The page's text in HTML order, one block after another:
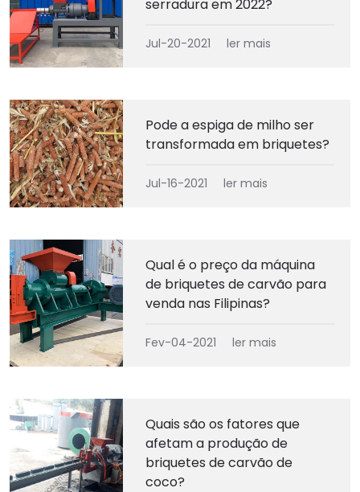
serradura em 2022?
Jul-20-2021 ler mais
Pode a espiga de milho ser
transformada em briquetes?
Jul-16-2021 ler mais
Qual é o preço da máquina
de briquetes de carvão para
venda nas Filipinas?
Fev-04-2021 ler mais
Quais são os fatores que
afetam a produção de
briquetes de carvão de
coco?